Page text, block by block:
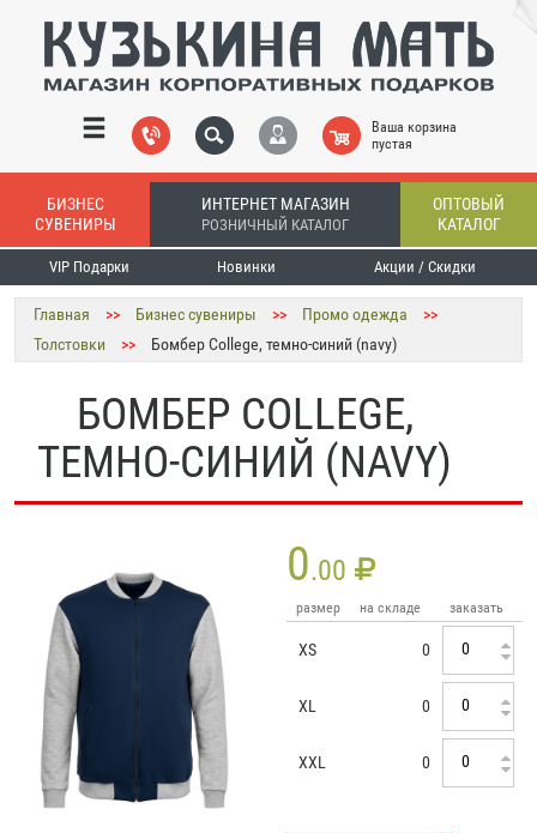
Ваша корзина
пустая
БИЗНЕС
СУВЕНИРЫ
ИНТЕРНЕТ МАГАЗИН
РОЗНИЧНЫЙ КАТАЛОГ
ОПТОВЫЙ
КАТАЛОГ
VIP Подарки Новинки Акции / Скидки
Главная >> Бизнес сувениры >> Промо одежда
>>
Толстовки
>> Бомбер College, темно-синий (navy)
БОМБЕР COLLEGE,
ТЕМНО-СИНИЙ (NAVY)
0.00
размер на складе заказать
XS 0
XL 0
XXL 0